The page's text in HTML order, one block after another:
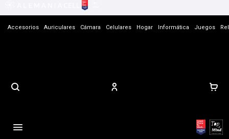
Accesorios Auriculares Cámara Celulares Hogar Informática Juegos
